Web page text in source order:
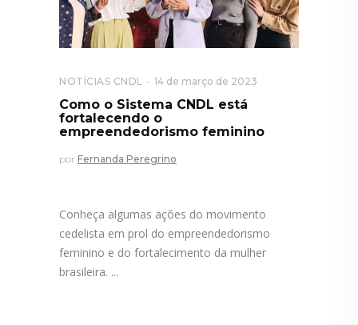
NOTÍCIAS CNDL 14 de março de 2023
Como o Sistema CNDL está
fortalecendo o
empreendedorismo feminino
por Fernanda Peregrino
Conheça algumas ações do movimento
cedelista em prol do empreendedorismo
feminino e do fortalecimento da mulher
brasileira.